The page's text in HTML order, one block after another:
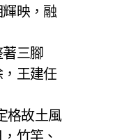
映，融
三腳
王建任
格故土風
竹竿、